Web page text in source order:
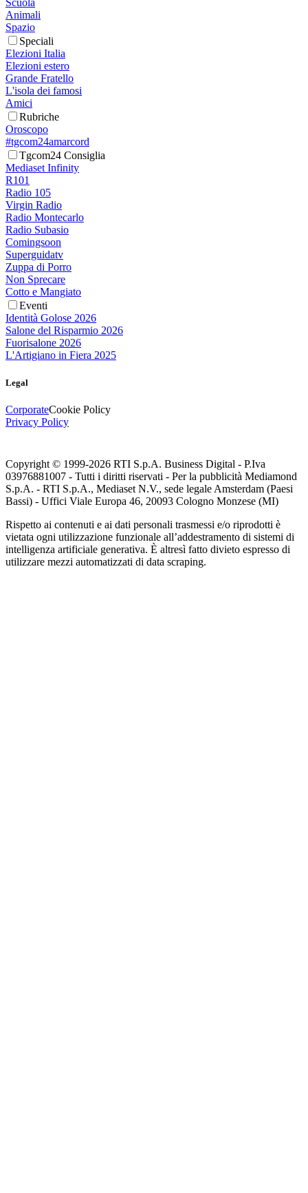
Scuola
Animali
Spazio
Speciali
Elezioni Italia
Elezioni estero
Grande Fratello
L'isola dei famosi
Amici
Rubriche
Oroscopo
#tgcom24amarcord
Tgcom24 Consiglia
Mediaset Infinity
R101
Radio 105
Virgin Radio
Radio Montecarlo
Radio Subasio
Comingsoon
Superguidatv
Zuppa di Porro
Non Sprecare
Cotto e Mangiato
Eventi
Identità Golose 2026
Salone del Risparmio 2026
Fuorisalone 2026
L'Artigiano in Fiera 2025
Legal
CorporateCookie Policy
Privacy Policy
Copyright © 1999-2026 RTI S.p.A. Business Digital - P.Iva
03976881007 - Tutti i diritti riservati - Per la pubblicità Mediamond
S.p.A. - RTI S.p.A., Mediaset N.V., sede legale Amsterdam (Paesi
Bassi) - Uffici Viale Europa 46, 20093 Cologno Monzese (MI)
Rispetto ai contenuti e ai dati personali trasmessi e/o riprodotti è
vietata ogni utilizzazione funzionale all’addestramento di sistemi di
intelligenza artificiale generativa. È altresì fatto divieto espresso di
utilizzare mezzi automatizzati di data scraping.